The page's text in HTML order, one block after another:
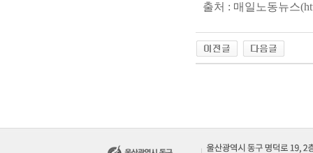
출처 : 매일노동뉴스(